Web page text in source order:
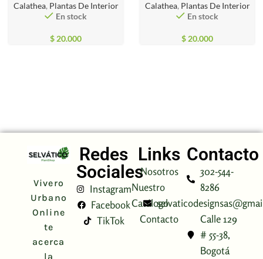
Calathea, Plantas De Interior
En stock
$ 20.000
Calathea, Plantas De Interior
En stock
$ 20.000
Vivero
Urbano
Online
te
acerca
la
Redes
Sociales
Instagram
Facebook
TikTok
Links
Nosotros
Nuestro
Catálogo
Contacto
Contacto
302-544-
8286
Calle 129
# 55-38,
Bogotá